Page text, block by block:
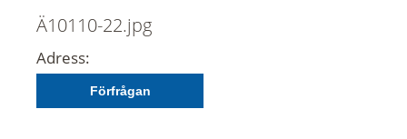
Ä10110-22.jpg
Adress:
Förfrågan